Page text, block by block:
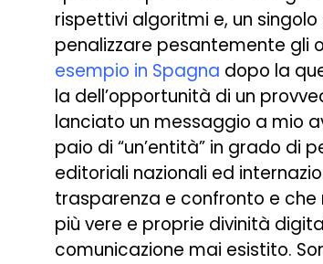
rispettivi algoritmi e, un
penalizzare pesantemente gli
esempio in Spagna dopo la
la dell’opportunità di un
lanciato un messaggio a mio
paio di “un’entità” in grado
editoriali nazionali ed
trasparenza e confronto e
più vere e proprie divinità
comunicazione mai esistito.